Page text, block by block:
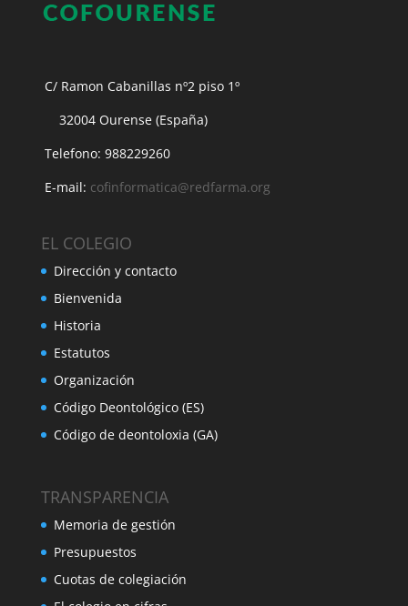
C/ Ramon Cabanillas nº2 piso 1º
32004 Ourense (España)
Telefono: 988229260
E-mail: cofinformatica@redfarma.org
EL COLEGIO
Dirección y contacto
Bienvenida
Historia
Estatutos
Organización
Código Deontológico (ES)
Código de deontoloxia (GA)
TRANSPARENCIA
Memoria de gestión
Presupuestos
Cuotas de colegiación